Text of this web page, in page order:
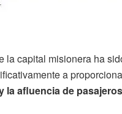
la capital misionera ha
a
la afluencia de pasajeros